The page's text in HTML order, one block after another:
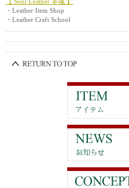
・Leather Item Shop
・Leather Craft School